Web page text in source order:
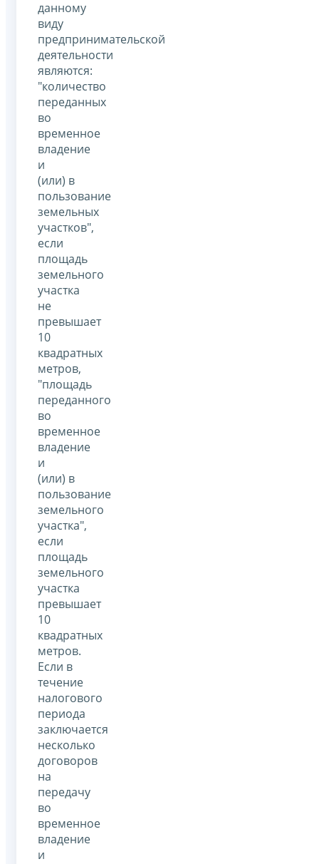
данному
виду
предпринимательской
деятельности
являются:
"количество
переданных
во
временное
владение
и
(или) в
пользование
земельных
участков",
если
площадь
земельного
участка
не
превышает
10
квадратных
метров,
"площадь
переданного
во
временное
владение
и
(или) в
пользование
земельного
участка",
если
площадь
земельного
участка
превышает
10
квадратных
метров.
Если в
течение
налогового
периода
заключается
несколько
договоров
на
передачу
во
временное
владение
и